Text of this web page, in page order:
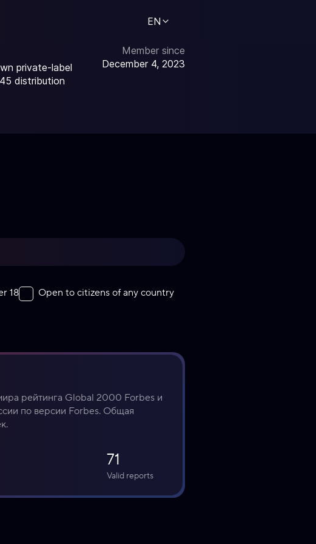
EN
private-label
distribution
Member since
December 4, 2023
18
Open to citizens of any country
рейтинга Global 2000 Forbes и
по версии Forbes. Общая
71
Valid reports